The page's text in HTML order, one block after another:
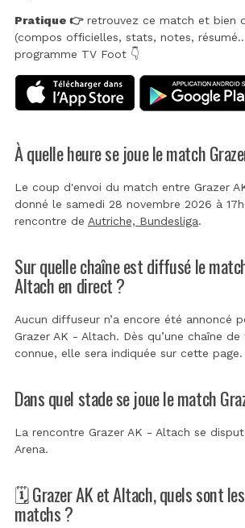
Pratique 👉retrouvez ce match et bien
(compos officielles, stats, notes,
programme TV Foot 👇
À quelle heure se joue le match
Le coup d'envoi du match entre Grazer
donné le samedi 28 novembre 2026 à
rencontre de Autriche, Bundesliga.
Sur quelle chaîne est diffusé le
Altach en direct ?
Aucun diffuseur n’a encore été annoncé
Grazer AK - Altach. Dès qu’une chaîne de
connue, elle sera indiquée sur cette page.
Dans quel stade se joue le match
La rencontre Grazer AK - Altach se
Arena.
🗓️ Grazer AK et Altach, quels sont
matchs ?